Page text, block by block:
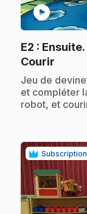
play_circle
E2 :
Courir
.Jeu de
et compléter
robot, et
Subscription